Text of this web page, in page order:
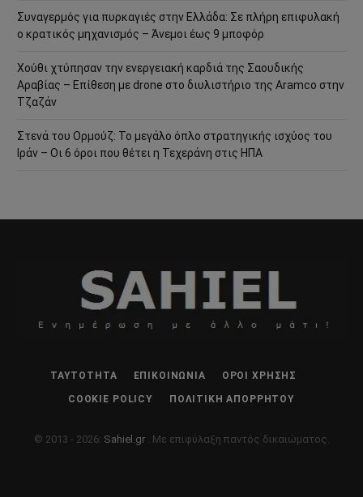
Συναγερμός για πυρκαγιές στην Ελλάδα: Σε πλήρη επιφυλακή
ο κρατικός μηχανισμός – Άνεμοι έως 9 μποφόρ
Χούθι χτύπησαν την ενεργειακή καρδιά της Σαουδικής
Αραβίας – Επίθεση με drone στο διυλιστήριο της Aramco στην
Τζαζάν
Στενά του Ορμούζ: Το μεγάλο όπλο στρατηγικής ισχύος του
Ιράν – Οι 6 όροι που θέτει η Τεχεράνη στις ΗΠΑ
ΤΑΥΤΌΤΗΤΑ ΕΠΙΚΟΙΝΩΝΊΑ ΌΡΟΙ ΧΡΉΣΗΣ
COOKIE POLICY ΠΟΛΙΤΙΚΉ ΑΠΟΡΡΉΤΟΥ
© 2013 - 2026: Sahiel.gr . Με επιφύλαξη παντός δικαιώματος.